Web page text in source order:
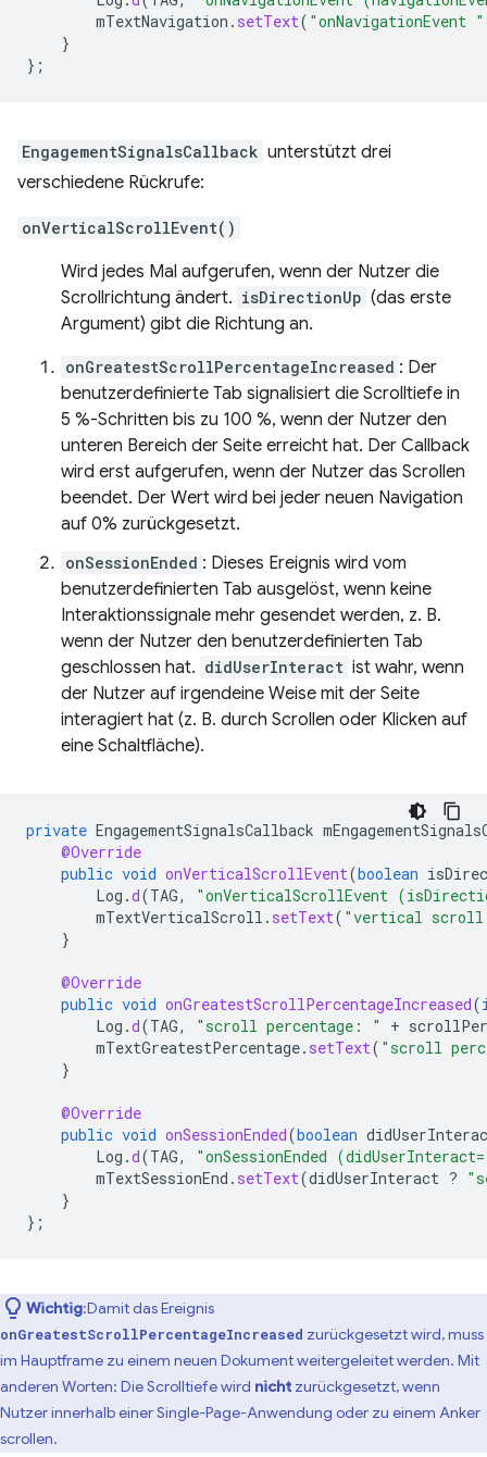
mTextNavigation . setText( "onNavigationEvent "
}
};
EngagementSignalsCallback unterstützt drei
verschiedene Rückrufe:
onVerticalScrollEvent()
Wird jedes Mal aufgerufen, wenn der Nutzer die
Scrollrichtung ändert. isDirectionUp (das erste
Argument) gibt die Richtung an.
onGreatestScrollPercentageIncreased : Der
benutzerdefinierte Tab signalisiert die Scrolltiefe in
5 %-Schritten bis zu 100 %, wenn der Nutzer den
unteren Bereich der Seite erreicht hat. Der Callback
wird erst aufgerufen, wenn der Nutzer das Scrollen
beendet. Der Wert wird bei jeder neuen Navigation
auf 0% zurückgesetzt.
onSessionEnded : Dieses Ereignis wird vom
benutzerdefinierten Tab ausgelöst, wenn keine
Interaktionssignale mehr gesendet werden, z. B.
wenn der Nutzer den benutzerdefinierten Tab
geschlossen hat. didUserInteract ist wahr, wenn
der Nutzer auf irgendeine Weise mit der Seite
interagiert hat (z. B. durch Scrollen oder Klicken auf
eine Schaltfläche).
private EngagementSignalsCallback
@Override
public void onVerticalScrollEvent(boolean
Log .d(TAG,
"onVerticalScrollEvent
mTextVerticalScroll . setText( "vertical
}
@Override
public void onGreatestScrollPercentageIncreased(
Log .d(TAG, "scroll percentage: " +
mTextGreatestPercentage. setText( "scroll
}
@Override
public void onSessionEnded(boolean
Log .d(TAG,
"onSessionEnded
mTextSessionEnd . setText(didUserInteract ?
}
};
Wichtig:Damit das Ereignis
onGreatestScrollPercentageIncreased zurückgesetzt wird, muss
im Hauptframe zu einem neuen Dokument weitergeleitet werden. Mit
anderen Worten: Die Scrolltiefe wird nicht zurückgesetzt, wenn
Nutzer innerhalb einer Single-Page-Anwendung oder zu einem Anker
scrollen.